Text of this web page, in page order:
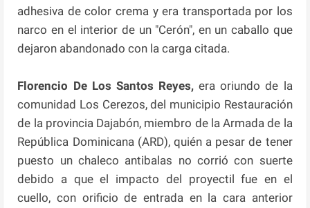
adhesiva de color crema y era transportada por los
narco en el interior de un "Cerón", en un caballo que
dejaron abandonado con la carga citada.
Florencio De Los Santos Reyes, era oriundo de la
comunidad Los Cerezos, del municipio Restauración
de la provincia Dajabón, miembro de la Armada de la
República Dominicana (ARD), quién a pesar de tener
puesto un chaleco antibalas no corrió con suerte
debido a que el impacto del proyectil fue en el
cuello, con orificio de entrada en la cara anterior